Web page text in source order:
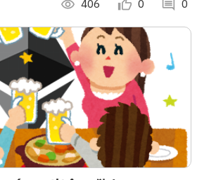
visibility 406 thumb_up_alt 0 comment 0